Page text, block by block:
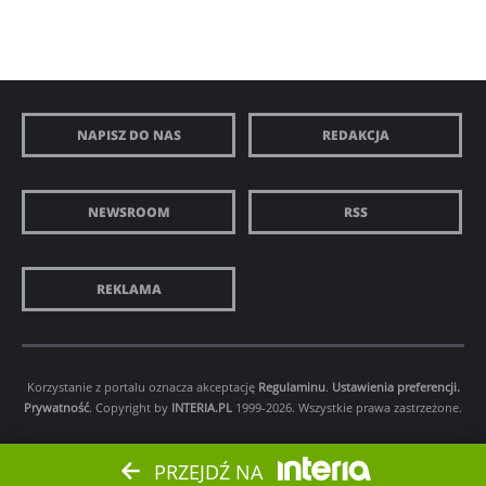
NAPISZ DO NAS REDAKCJA
NEWSROOM RSS
REKLAMA
Korzystanie z portalu oznacza akceptację Regulaminu. Ustawienia preferencji.
Prywatność. Copyright by INTERIA.PL 1999-2026. Wszystkie prawa zastrzeżone.
PRZEJDŹ NA